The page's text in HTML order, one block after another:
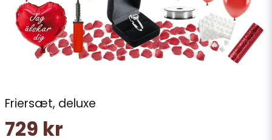
Friersæt, deluxe
729 kr